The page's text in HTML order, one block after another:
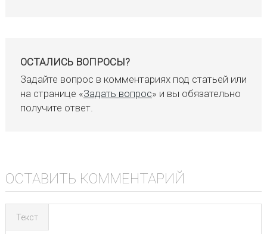
ОСТАЛИСЬ ВОПРОСЫ?
Задайте вопрос в комментариях под статьей или
на странице «Задать вопрос» и вы обязательно
получите ответ.
ОСТАВИТЬ КОММЕНТАРИЙ
Текст